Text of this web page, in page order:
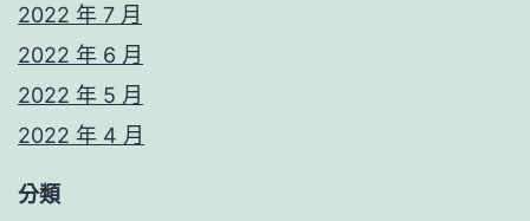
2022 年 7 月
2022 年 6 月
2022 年 5 月
2022 年 4 月
分類